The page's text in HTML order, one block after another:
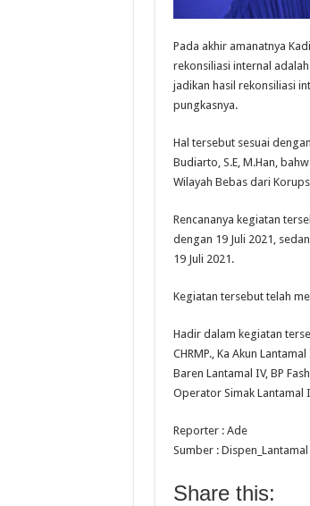
Pada akhir amanatnya
rekonsiliasi internal
jadikan hasil rekonsiliasi
pungkasnya.
Hal tersebut sesuai
Budiarto, S.E, M.Han,
Wilayah Bebas dari
Rencananya kegiatan
dengan 19 Juli 2021,
19 Juli 2021.
Kegiatan tersebut telah
Hadir dalam kegiatan
CHRMP., Ka Akun
Baren Lantamal IV, BP
Operator Simak Lantamal
Reporter : Ade
Sumber : Dispen_Lantamal
Share this: